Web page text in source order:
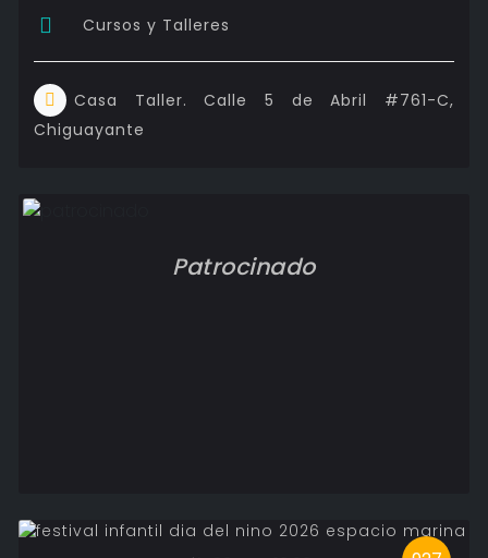
Cursos y Talleres
Casa Taller. Calle 5 de Abril #761-C,
Chiguayante
Patrocinado